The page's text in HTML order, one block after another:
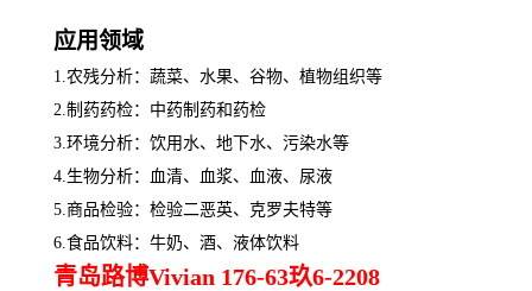
应用领域
1.农残分析：蔬菜、水果、谷物、植物组织等
2.制药药检：中药制药和药检
3.环境分析：饮用水、地下水、污染水等
4.生物分析：血清、血浆、血液、尿液
5.商品检验：检验二恶英、克罗夫特等
6.食品饮料：牛奶、酒、液体饮料
青岛路博Vivian 176-63玖6-2208